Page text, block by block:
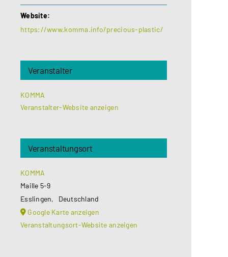
Website:
https://www.komma.info/precious-plastic/
Veranstalter
KOMMA
Veranstalter-Website anzeigen
Veranstaltungsort
KOMMA
Maille 5-9
Esslingen,
Deutschland
Google Karte anzeigen
Veranstaltungsort-Website anzeigen